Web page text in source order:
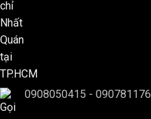
0908050415 -